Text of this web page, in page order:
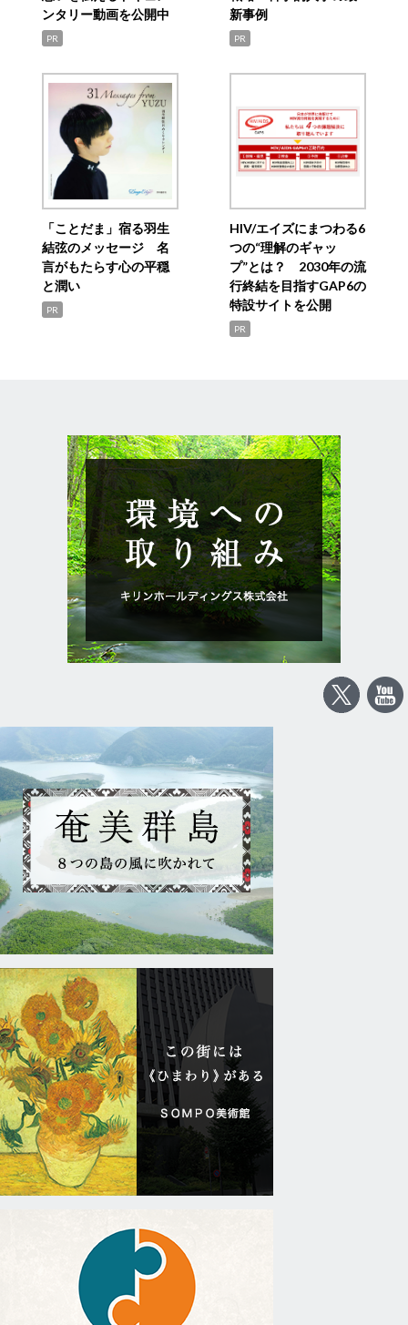
ンタリー動画を公開中
PR
新事例
PR
「ことだま」宿る羽生
結弦のメッセージ 名
言がもたらす心の平穏
と潤い
PR
HIV/エイズにまつわる6
つの“理解のギャッ
プ”とは？ 2030年の流
行終結を目指すGAP6の
特設サイトを公開
PR